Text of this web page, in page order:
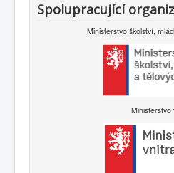
Spolupracující
Ministerstvo školství,
Ministerstvo